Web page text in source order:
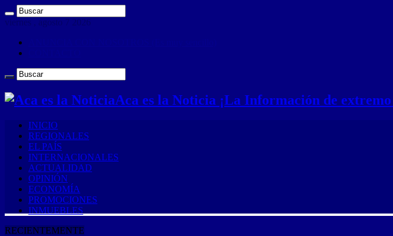
viernes , agosto 7 2026
Aca es la Noticia ¡La Información de
INICIO
REGIONALES
EL PAÍS
INTERNACIONALES
ACTUALIDAD
OPINIÓN
ECONOMÍA
PROMOCIONES
INMUEBLES
RECIENTEMENTE